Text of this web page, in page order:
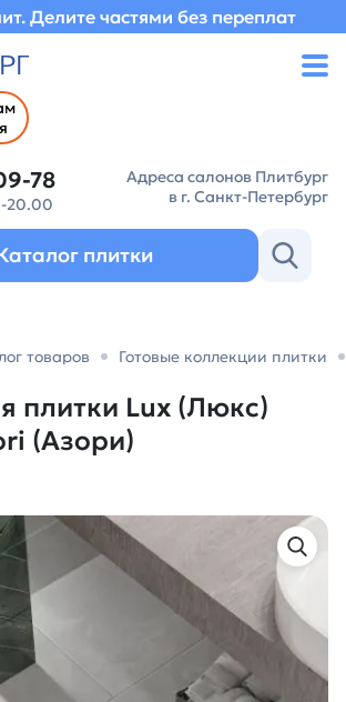
Делите частями без переплат
78
20.00
Адреса салонов Плитбург
в г. Санкт-Петербург
плитки
товаров Готовые коллекции плитки
плитки Lux (Люкс)
(Азори)